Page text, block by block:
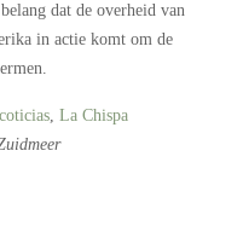
dat de overheid van
in actie komt om de
, La Chispa